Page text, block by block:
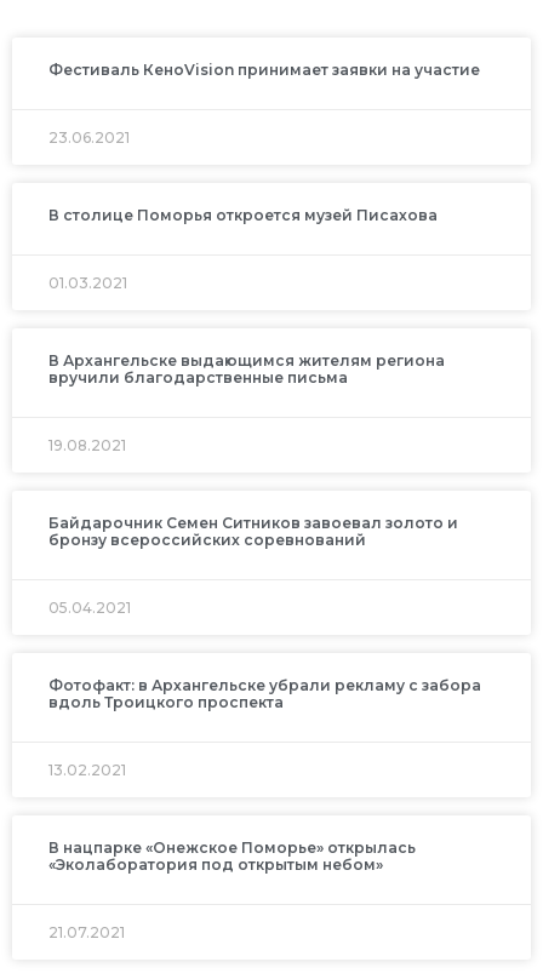
Фестиваль КеноVision принимает заявки на участие
23.06.2021
В столице Поморья откроется музей Писахова
01.03.2021
В Архангельске выдающимся жителям региона
вручили благодарственные письма
19.08.2021
Байдарочник Семен Ситников завоевал золото и
бронзу всероссийских соревнований
05.04.2021
Фотофакт: в Архангельске убрали рекламу с забора
вдоль Троицкого проспекта
13.02.2021
В нацпарке «Онежское Поморье» открылась
«Эколаборатория под открытым небом»
21.07.2021